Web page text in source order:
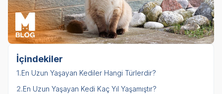
İçindekiler
1.En Uzun Yaşayan Kediler Hangi Türlerdir?
2.En Uzun Yaşayan Kedi Kaç Yıl Yaşamıştır?